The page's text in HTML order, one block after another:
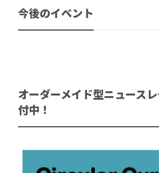
今後のイベント
オーダーメイド型ニュース
付中！